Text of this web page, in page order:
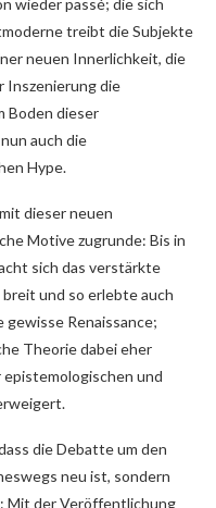
wieder passé; die sich
treibt die Subjekte
neuen Innerlichkeit, die
Inszenierung die
Boden dieser
auch die
Hype.
dieser neuen
Motive zugrunde: Bis in
sich das verstärkte
und so erlebte auch
Renaissance;
Theorie dabei eher
und
die Debatte um den
neu ist, sondern
Mit der Veröffentlichung